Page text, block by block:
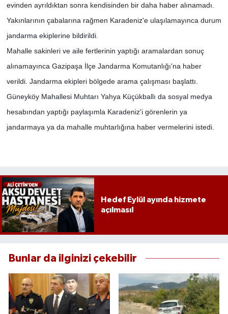
evinden ayrıldıktan sonra kendisinden bir daha haber alınamadı.
Yakınlarının çabalarına rağmen Karadeniz'e ulaşılamayınca durum
jandarma ekiplerine bildirildi.
Mahalle sakinleri ve aile fertlerinin yaptığı aramalardan sonuç
alınamayınca Gazipaşa İlçe Jandarma Komutanlığı'na haber
verildi. Jandarma ekipleri bölgede arama çalışması başlattı.
Güneyköy Mahallesi Muhtarı Yahya Küçükballı da sosyal medya
hesabından yaptığı paylaşımla Karadeniz'i görenlerin ya
jandarmaya ya da mahalle muhtarlığına haber vermelerini istedi.
Hedef Eylül ayında hizmete
açılması!
Bunlar da ilginizi çekebilir